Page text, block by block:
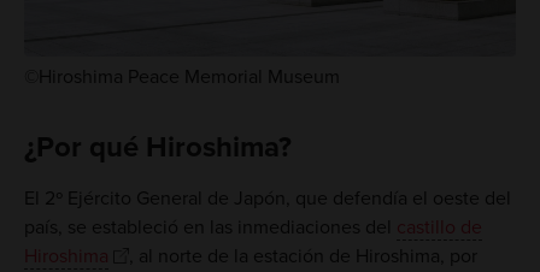
©Hiroshima Peace Memorial Museum
¿Por qué Hiroshima?
El 2º Ejército General de Japón, que defendía el oeste del
país, se estableció en las inmediaciones del castillo de
Hiroshima
, al norte de la estación de Hiroshima, por